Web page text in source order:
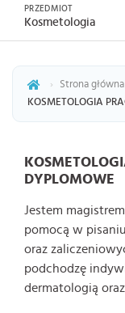
PRZEDMIOT
Kosmetologia
› Strona główna
KOSMETOLOGIA
DYPLOMOWE
Jestem
pomocą w
oraz
podchodzę
dermatologią